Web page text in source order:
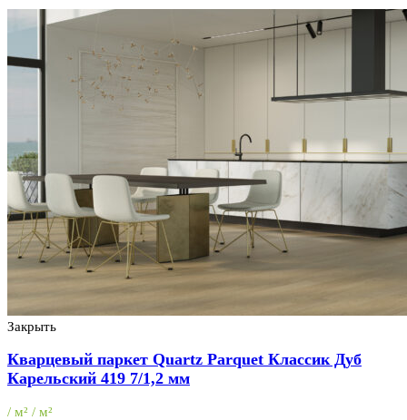
Закрыть
Кварцевый паркет Quartz Parquet Классик Дуб
Карельский 419 7/1,2 мм
/ м² / м²